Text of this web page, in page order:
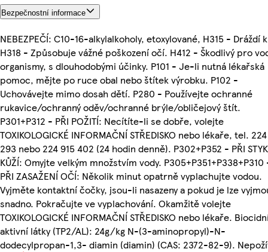
Bezpečnostní informace
NEBEZPEČÍ: C10-16-alkylalkoholy, etoxylované, H315 - Dráždí
H318 - Způsobuje vážné poškození očí. H412 - Škodlivý pro
organismy, s dlouhodobými účinky. P101 - Je-li nutná lékařská
pomoc, mějte po ruce obal nebo štítek výrobku. P102 -
Uchovávejte mimo dosah dětí. P280 - Používejte ochranné
rukavice/ochranný oděv/ochranné brýle/obličejový štít.
P301+P312 - PŘI POŽITÍ: Necítíte-li se dobře, volejte
TOXIKOLOGICKÉ INFORMAČNÍ STŘEDISKO nebo lékaře, tel.
293 nebo 224 915 402 (24 hodin denně). P302+P352 - PŘI
KŮŽÍ: Omyjte velkým množstvím vody. P305+P351+P338+P310
PŘI ZASAŽENÍ OČÍ: Několik minut opatrně vyplachujte vodou.
Vyjměte kontaktní čočky, jsou-li nasazeny a pokud je lze
snadno. Pokračujte ve vyplachování. Okamžitě volejte
TOXIKOLOGICKÉ INFORMAČNÍ STŘEDISKO nebo lékaře.
aktivní látky (TP2/AL): 24g/kg N-(3-aminopropyl)-N-
dodecylpropan-1,3- diamin (diamin) (CAS: 2372-82-9).